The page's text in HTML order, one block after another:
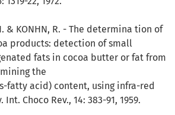
& KONHN, R. - The determina tion of
products: detection of small
fats in cocoa butter or fat from
the
fatty acid) content, using infra-red
Choco Rev., 14: 383-91, 1959.